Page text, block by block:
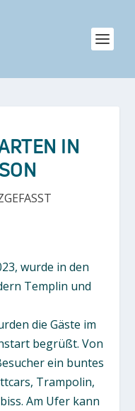
IN
wurde in den
Templin und
die Gäste im
begrüßt. Von
ein buntes
Trampolin,
Am Ufer kann